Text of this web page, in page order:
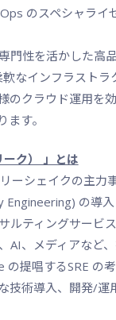
のスペシャライ
門性を活かした高
なインフラストラ
のクラウド運用を
ます。
ク） 」とは
ーシェイクの主力
Engineering) の導
ルティングサービス
AI、メディアなど
の提唱するSRE の
技術導入、開発/運